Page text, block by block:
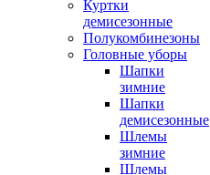
Куртки
демисезонные
Полукомбинезоны
Головные уборы
Шапки
зимние
Шапки
демисезонные
Шлемы
зимние
Шлемы